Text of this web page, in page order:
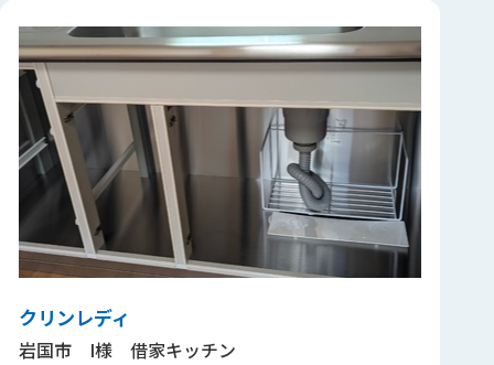
クリンレディ
岩国市 I様 借家キッチン